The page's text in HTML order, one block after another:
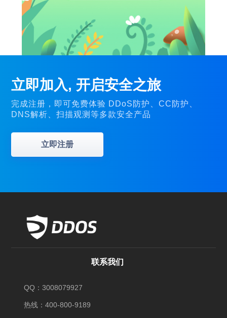
立即加入, 开启安全之旅
完成注册，即可免费体验 DDoS防护、CC防护、
DNS解析、扫描观测等多款安全产品
立即注册
联系我们
QQ：3008079927
热线：400-800-9189